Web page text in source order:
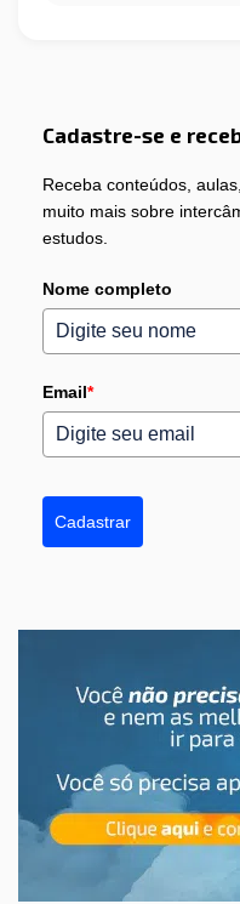
Cadastre-se e
Receba conteúdos,
muito mais sobre
estudos.
Nome completo
Email*
Cadastrar